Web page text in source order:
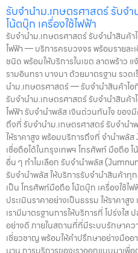
รับจำนำม.เกษตรศาสตร์ รับจ
โน้ตบุ๊ก เครื่องใช้ไฟฟ้า
รับจำนำม.เกษตรศาสตร์ รับจำนำสินค้
ไฟฟ้า — บริการครบวงจร พร้อมรายละ
ชนิด พร้อมให้บริการในเขต ลาดพร้าว
รามอินทรา บางนา ด้วยมาตรฐาน รวด
นำม.เกษตรศาสตร์ — รับจำนำสินค้าไ
รับจำนำม.เกษตรศาสตร์ รับจำนำสินค้
ไฟฟ้า รับจำนำพลัส เงินด่วนทันใจ ของ
ถึงที่ รับจำนำม.เกษตรศาสตร์ รับจำน
ให้ราคาสูง พร้อมบริการถึงที่ จำนำพลั
เชื่อถือได้ในกรุงเทพฯ โทรศัพท์ มือถือ
อื่น ๆ ทำไมเลือก รับจำนำพลัส
รับจำนำพลัส ให้บริการรับจำนำสินค้าทุ
เป็น โทรศัพท์มือถือ โน้ตบุ๊ก เครื่องใช้
ประเมินราคาอย่างเป็นธรรม ให้ราคาสู
เรามีมาตรฐานการให้บริการที่ โปร่งใ
อย่างดี ภายในสถานที่ที่มีระบบรักษาค
เชี่ยวชาญ พร้อมให้คำปรึกษาอย่างมือ